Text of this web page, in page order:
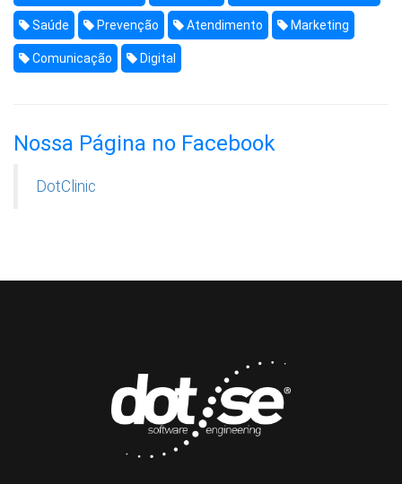
Saúde Prevenção Atendimento Marketing
Comunicação Digital
Nossa Página no Facebook
DotClinic